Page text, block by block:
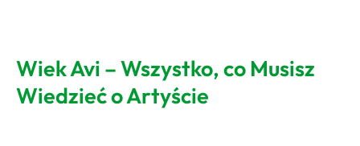
Wiek Avi – Wszystko, co Musisz
Wiedzieć o Artyście